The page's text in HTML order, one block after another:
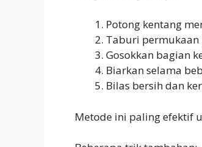
Potong kentang
Taburi permukaan
Gosokkan bagian
Biarkan selama
Bilas bersih dan
Metode ini paling efektif